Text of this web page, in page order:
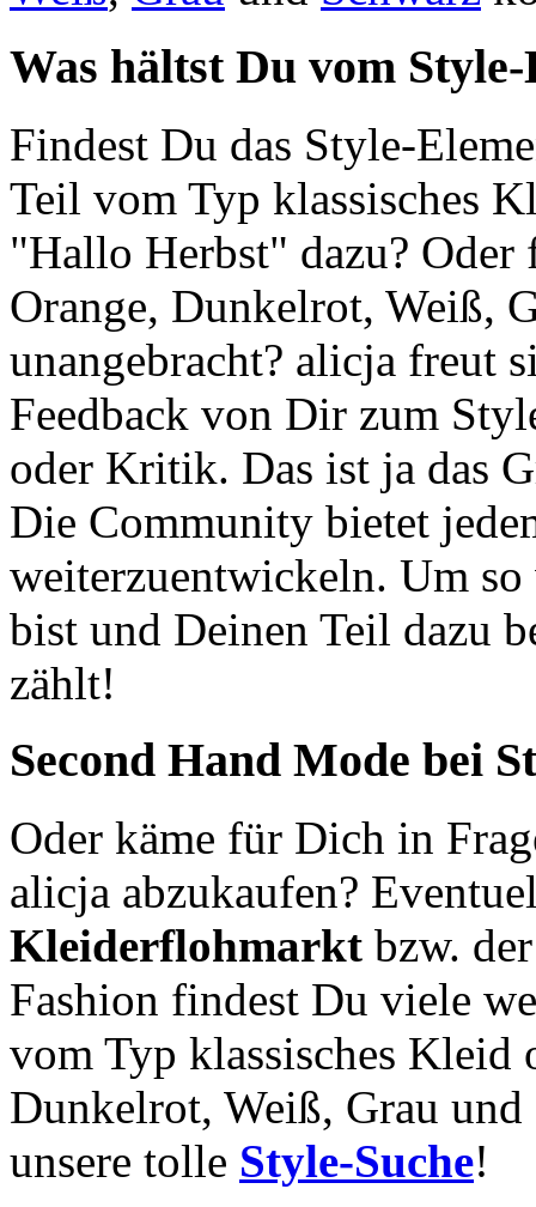
Was hältst Du vom
Findest Du das Style-
Teil vom Typ klassisches
"Hallo Herbst" dazu? Oder
Orange, Dunkelrot, Weiß,
unangebracht? alicja freut
Feedback von Dir zum
oder Kritik. Das ist ja das
Die Community bietet
weiterzuentwickeln. Um
bist und Deinen Teil dazu
zählt!
Second Hand Mode bei
Oder käme für Dich in
alicja abzukaufen?
Kleiderflohmarkt bzw.
Fashion findest Du viele
vom Typ klassisches Kleid
Dunkelrot, Weiß, Grau
unsere tolle Style-Suche!